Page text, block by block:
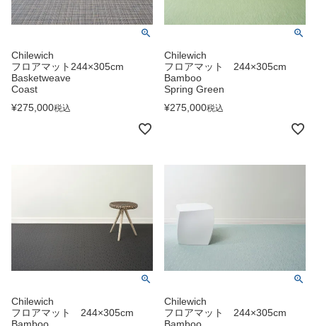
Chilewich
フロアマット244×305cm
Basketweave
Coast
¥275,000税込
Chilewich
フロアマット 244×305cm
Bamboo
Spring Green
¥275,000税込
Chilewich
フロアマット 244×305cm
Chilewich
フロアマット 244×305cm